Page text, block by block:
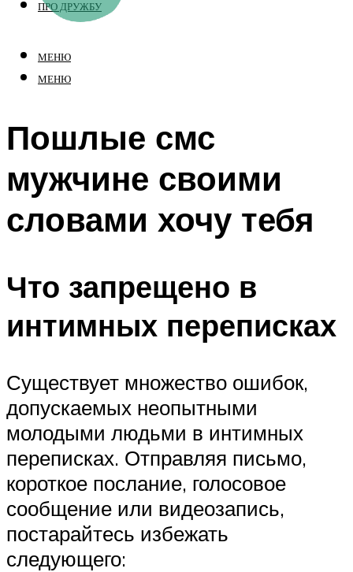
ПРО ДРУЖБУ
МЕНЮ
МЕНЮ
Пошлые смс
мужчине своими
словами хочу тебя
Что запрещено в
интимных переписках
Существует множество ошибок,
допускаемых неопытными
молодыми людьми в интимных
переписках. Отправляя письмо,
короткое послание, голосовое
сообщение или видеозапись,
постарайтесь избежать
следующего: